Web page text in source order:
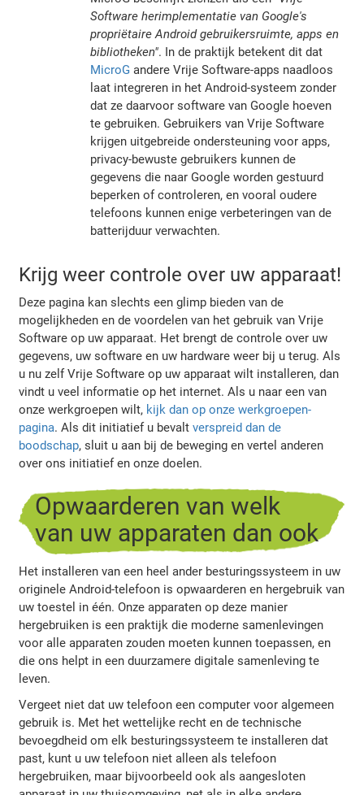
Software herimplementatie van Google's
propriëtaire Android gebruikersruimte, apps en
bibliotheken". In de praktijk betekent dit dat
MicroG andere Vrije Software-apps naadloos
laat integreren in het Android-systeem zonder
dat ze daarvoor software van Google hoeven
te gebruiken. Gebruikers van Vrije Software
krijgen uitgebreide ondersteuning voor apps,
privacy-bewuste gebruikers kunnen de
gegevens die naar Google worden gestuurd
beperken of controleren, en vooral oudere
telefoons kunnen enige verbeteringen van de
batterijduur verwachten.
Krijg weer controle over uw apparaat!
Deze pagina kan slechts een glimp bieden van de
mogelijkheden en de voordelen van het gebruik van Vrije
Software op uw apparaat. Het brengt de controle over uw
gegevens, uw software en uw hardware weer bij u terug. Als
u nu zelf Vrije Software op uw apparaat wilt installeren, dan
vindt u veel informatie op het internet. Als u naar een van
onze werkgroepen wilt, kijk dan op onze werkgroepen-
pagina. Als dit initiatief u bevaltverspreid dan de
boodschap, sluit u aan bij de beweging en vertel anderen
over ons initiatief en onze doelen.
Opwaarderen van welk
van uw apparaten dan ook
Het installeren van een heel ander besturingssysteem in uw
originele Android-telefoon is opwaarderen en hergebruik van
uw toestel in één. Onze apparaten op deze manier
hergebruiken is een praktijk die moderne samenlevingen
voor alle apparaten zouden moeten kunnen toepassen, en
die ons helpt in een duurzamere digitale samenleving te
leven.
Vergeet niet dat uw telefoon een computer voor algemeen
gebruik is. Met het wettelijke recht en de technische
bevoegdheid om elk besturingssysteem te installeren dat
past, kunt u uw telefoon niet alleen als telefoon
hergebruiken, maar bijvoorbeeld ook als aangesloten